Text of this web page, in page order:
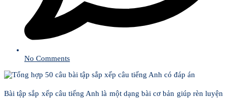
No Comments
Bài tập sắp xếp câu tiếng Anh là một dạng bài cơ bản giúp rèn luyện